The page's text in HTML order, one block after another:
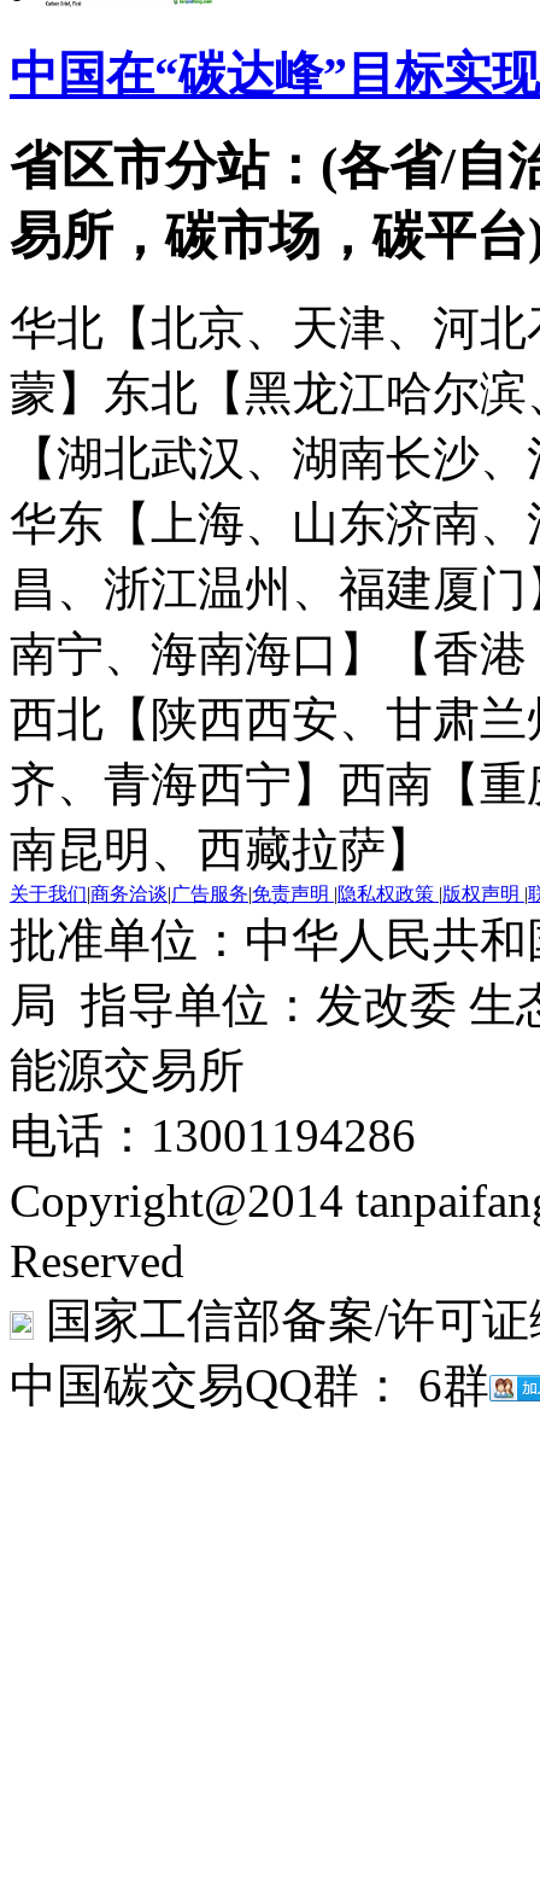
中国在“碳达峰”目标实
省区市分站：(各省/自
易所，碳市场，碳平台
华北【北京、天津、河
蒙】 东北【黑龙江哈尔
【湖北武汉、湖南长沙
华东【上海、山东济南
昌、浙江温州、福建厦门
南宁、海南海口】
【香
西北【陕西西安、甘肃
齐、青海西宁】 西南【
南昆明、西藏拉萨】
关于我们|商务洽谈|广告服务|免责声明 |隐私权政策 |版权声明 |
批准单位：中华人民共
局 指导单位：发改委 生
能源交易所
电话：13001194286
Copyright@2014
Reserved
国家工信部备案/许可
中国碳交易QQ群： 6群